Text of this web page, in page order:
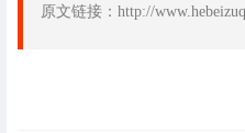
原文链接：http://